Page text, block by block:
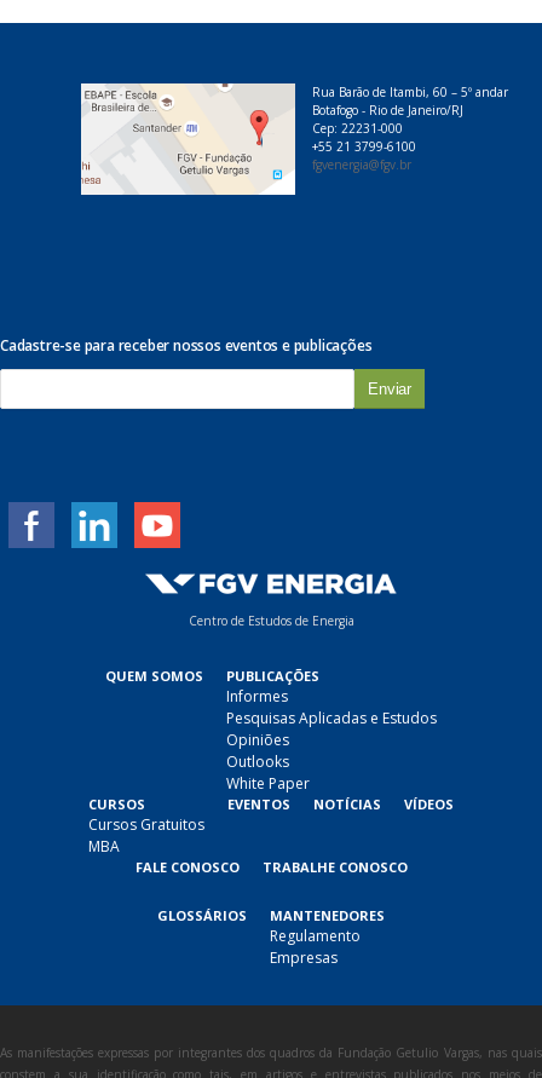
Rua Barão de Itambi, 60 – 5º andar
Botafogo - Rio de Janeiro/RJ
Cep: 22231-000
+55 21 3799-6100
fgvenergia@fgv.br
Cadastre-se para receber nossos eventos e publicações
m
Centro de Estudos de Energia
QUEM SOMOS PUBLICAÇÕES
Informes
Pesquisas Aplicadas e Estudos
Opiniões
Outlooks
White Paper
CURSOS
Cursos Gratuitos
MBA
EVENTOS NOTÍCIAS VÍDEOS
FALE CONOSCO TRABALHE CONOSCO
GLOSSÁRIOS MANTENEDORES
Regulamento
Empresas
As manifestações expressas por integrantes dos quadros da Fundação Getulio Vargas, nas quais